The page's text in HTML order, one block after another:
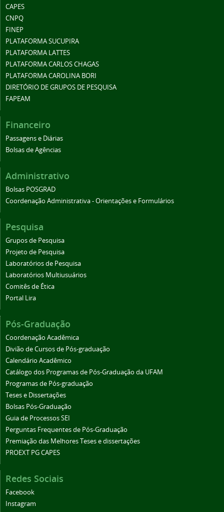
CAPES
CNPQ
FINEP
PLATAFORMA SUCUPIRA
PLATAFORMA LATTES
PLATAFORMA CARLOS CHAGAS
PLATAFORMA CAROLINA BORI
DIRETÓRIO DE GRUPOS DE PESQUISA
FAPEAM
Financeiro
Passagens e Diárias
Bolsas de Agências
Administrativo
Bolsas POSGRAD
Coordenação Administrativa - Orientações e Formulários
Pesquisa
Grupos de Pesquisa
Projeto de Pesquisa
Laboratórios de Pesquisa
Laboratórios Multiusuários
Comitês de Ética
Portal Lira
Pós-Graduação
Coordenação Acadêmica
Divião de Cursos de Pós-graduação
Calendário Acadêmico
Catálogo dos Programas de Pós-Graduação da UFAM
Programas de Pós-graduação
Teses e Dissertações
Bolsas Pós-Graduação
Guia de Processos SEI
Perguntas Frequentes de Pós-Graduação
Premiação das Melhores Teses e dissertações
PROEXT PG CAPES
Redes Sociais
Facebook
Instagram